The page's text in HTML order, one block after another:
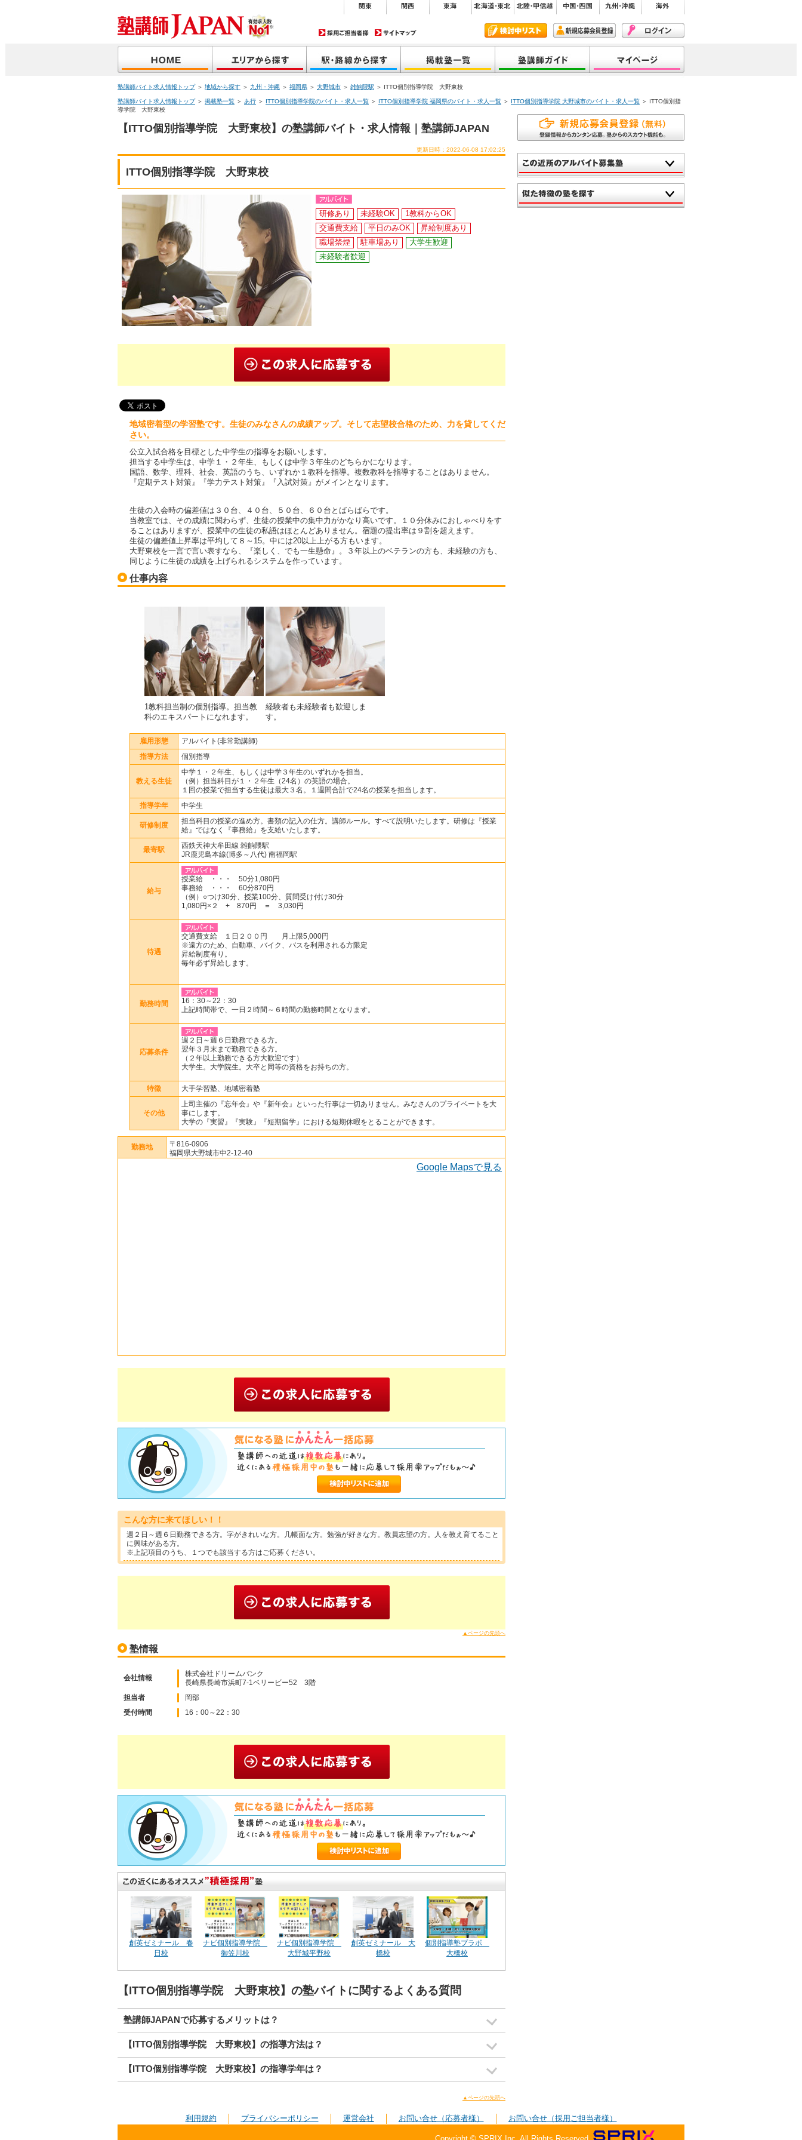
塾講師バイト求人情報トップ＞ 地域から探す ＞ 九州・沖縄 ＞ 福岡県 ＞ 大野城市 ＞ 雑餉隈駅 ＞ ITTO個別指導学院 大野東校
塾講師バイト求人情報トップ＞ 掲載塾一覧 ＞ あ行 ＞ ITTO個別指導学院のバイト・求人一覧 ＞ ITTO個別指導学院 福岡県のバイト・求人一覧 ＞ ITTO個別指導学院 大野城市のバイト・求人一覧 ＞ ITTO個別指
導学院 大野東校
【ITTO個別指導学院 大野東校】の塾講師バイト・求人情報｜塾講師JAPAN
更新日時：2022-06-08 17:02:25
ITTO個別指導学院 大野東校
研修あり 未経験OK
1教科からOK
交通費支給
平日のみOK
昇給制度あり
職場禁煙
駐車場あり
大学生歓迎
未経験者歓迎
地域密着型の学習塾です。生徒のみなさんの成績アップ。そして志望校合格のため、力を貸してくだ
さい。
公立入試合格を目標とした中学生の指導をお願いします。
担当する中学生は、中学１・２年生、もしくは中学３年生のどちらかになります。
国語、数学、理科、社会、英語のうち、いずれか１教科を指導。複数教科を指導することはありません。
『定期テスト対策』『学力テスト対策』『入試対策』がメインとなります。
生徒の入会時の偏差値は３０台、４０台、５０台、６０台とばらばらです。
当教室では、その成績に関わらず、生徒の授業中の集中力がかなり高いです。１０分休みにおしゃべりをす
ることはありますが、授業中の生徒の私語はほとんどありません。宿題の提出率は９割を超えます。
生徒の偏差値上昇率は平均して８～15。中には20以上上がる方もいます。
大野東校を一言で言い表すなら、『楽しく、でも一生懸命』。３年以上のベテランの方も、未経験の方も、
同じように生徒の成績を上げられるシステムを作っています。
仕事内容
1教科担当制の個別指導。担当教
科のエキスパートになれます。
経験者も未経験者も歓迎しま
す。
雇用形態 アルバイト(非常勤講師)
指導方法 個別指導
教える生徒
中学１・２年生、もしくは中学３年生のいずれかを担当。
（例）担当科目が１・２年生（24名）の英語の場合。
１回の授業で担当する生徒は最大３名。１週間合計で24名の授業を担当します。
指導学年 中学生
研修制度
担当科目の授業の進め方。書類の記入の仕方。講師ルール。すべて説明いたします。研修は『授業
給』ではなく『事務給』を支給いたします。
最寄駅
西鉄天神大牟田線 雑餉隈駅
JR鹿児島本線(博多～八代) 南福岡駅
給与
授業給 ・・・ 50分1,080円
事務給 ・・・ 60分870円
（例）○つけ30分、授業100分、質問受け付け30分
1,080円×２ + 870円 ＝ 3,030円
待遇
交通費支給 １日２００円 月上限5,000円
※遠方のため、自動車、バイク、バスを利用される方限定
昇給制度有り。
毎年必ず昇給します。
勤務時間
16：30～22：30
上記時間帯で、一日２時間～６時間の勤務時間となります。
応募条件
週２日～週６日勤務できる方。
翌年３月末まで勤務できる方。
（２年以上勤務できる方大歓迎です）
大学生。大学院生。大卒と同等の資格をお持ちの方。
特徴 大手学習塾、地域密着塾
その他
上司主催の『忘年会』や『新年会』といった行事は一切ありません。みなさんのプライベートを大
事にします。
大学の『実習』『実験』『短期留学』における短期休暇をとることができます。
勤務地
〒816-0906
福岡県大野城市中2-12-40
Google Mapsで見る
こんな方に来てほしい！！
週２日～週６日勤務できる方。字がきれいな方。几帳面な方。勉強が好きな方。教員志望の方。人を教え育てること
に興味がある方。
※上記項目のうち、１つでも該当する方はご応募ください。
▲ページの先頭へ
塾情報
会社情報
株式会社ドリームバンク
長崎県長崎市浜町7-1ベリービー52 3階
担当者 岡部
受付時間 16：00～22：30
創英ゼミナール 春
日校
ナビ個別指導学院
御笠川校
ナビ個別指導学院
大野城平野校
創英ゼミナール 大
橋校
個別指導塾プラボ
大橋校
【ITTO個別指導学院 大野東校】の塾バイトに関するよくある質問
塾講師JAPANで応募するメリットは？
【ITTO個別指導学院 大野東校】の指導方法は？
【ITTO個別指導学院 大野東校】の指導学年は？
▲ページの先頭へ
利用規約 プライバシーポリシー 運営会社 お問い合せ（応募者様） お問い合せ（採用ご担当者様）